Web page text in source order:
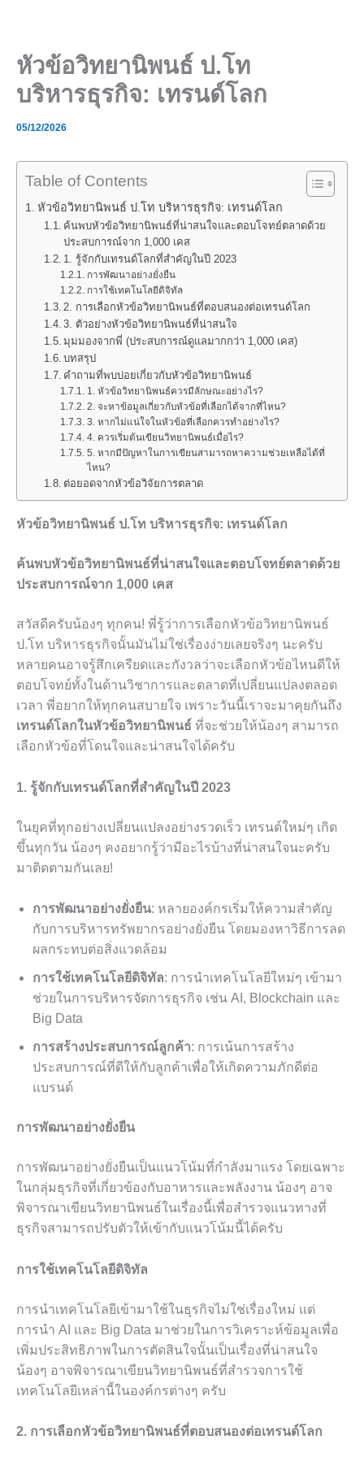
หัวข้อวิทยานิพนธ์ ป.โท
บริหารธุรกิจ: เทรนด์โลก
05/12/2026
Table of Contents
หัวข้อวิทยานิพนธ์ ป.โท บริหารธุรกิจ: เทรนด์โลก
ค้นพบหัวข้อวิทยานิพนธ์ที่น่าสนใจและตอบโจทย์ตลาดด้วย
ประสบการณ์จาก 1,000 เคส
1. รู้จักกับเทรนด์โลกที่สำคัญในปี 2023
การพัฒนาอย่างยั่งยืน
การใช้เทคโนโลยีดิจิทัล
2. การเลือกหัวข้อวิทยานิพนธ์ที่ตอบสนองต่อเทรนด์โลก
3. ตัวอย่างหัวข้อวิทยานิพนธ์ที่น่าสนใจ
มุมมองจากพี่ (ประสบการณ์ดูแลมากกว่า 1,000 เคส)
บทสรุป
คำถามที่พบบ่อยเกี่ยวกับหัวข้อวิทยานิพนธ์
1. หัวข้อวิทยานิพนธ์ควรมีลักษณะอย่างไร?
2. จะหาข้อมูลเกี่ยวกับหัวข้อที่เลือกได้จากที่ไหน?
3. หากไม่แน่ใจในหัวข้อที่เลือกควรทำอย่างไร?
4. ควรเริ่มต้นเขียนวิทยานิพนธ์เมื่อไร?
5. หากมีปัญหาในการเขียนสามารถหาความช่วยเหลือได้ที่
ไหน?
ต่อยอดจากหัวข้อวิจัยการตลาด
หัวข้อวิทยานิพนธ์ ป.โท บริหารธุรกิจ: เทรนด์โลก
ค้นพบหัวข้อวิทยานิพนธ์ที่น่าสนใจและตอบโจทย์ตลาดด้วย
ประสบการณ์จาก 1,000 เคส
สวัสดีครับน้องๆ ทุกคน! พี่รู้ว่าการเลือกหัวข้อวิทยานิพนธ์
ป.โท บริหารธุรกิจนั้นมันไม่ใช่เรื่องง่ายเลยจริงๆ นะครับ
หลายคนอาจรู้สึกเครียดและกังวลว่าจะเลือกหัวข้อไหนดีให้
ตอบโจทย์ทั้งในด้านวิชาการและตลาดที่เปลี่ยนแปลงตลอด
เวลา พี่อยากให้ทุกคนสบายใจ เพราะวันนี้เราจะมาคุยกันถึง
เทรนด์โลกในหัวข้อวิทยานิพนธ์ ที่จะช่วยให้น้องๆ สามารถ
เลือกหัวข้อที่โดนใจและน่าสนใจได้ครับ
1. รู้จักกับเทรนด์โลกที่สำคัญในปี 2023
ในยุคที่ทุกอย่างเปลี่ยนแปลงอย่างรวดเร็ว เทรนด์ใหม่ๆ เกิด
ขึ้นทุกวัน น้องๆ คงอยากรู้ว่ามีอะไรบ้างที่น่าสนใจนะครับ
มาติดตามกันเลย!
การพัฒนาอย่างยั่งยืน: หลายองค์กรเริ่มให้ความสำคัญ
กับการบริหารทรัพยากรอย่างยั่งยืน โดยมองหาวิธีการลด
ผลกระทบต่อสิ่งแวดล้อม
การใช้เทคโนโลยีดิจิทัล: การนำเทคโนโลยีใหม่ๆ เข้ามา
ช่วยในการบริหารจัดการธุรกิจ เช่น AI, Blockchain และ
Big Data
การสร้างประสบการณ์ลูกค้า: การเน้นการสร้าง
ประสบการณ์ที่ดีให้กับลูกค้าเพื่อให้เกิดความภักดีต่อ
แบรนด์
การพัฒนาอย่างยั่งยืน
การพัฒนาอย่างยั่งยืนเป็นแนวโน้มที่กำลังมาแรง โดยเฉพาะ
ในกลุ่มธุรกิจที่เกี่ยวข้องกับอาหารและพลังงาน น้องๆ อาจ
พิจารณาเขียนวิทยานิพนธ์ในเรื่องนี้เพื่อสำรวจแนวทางที่
ธุรกิจสามารถปรับตัวให้เข้ากับแนวโน้มนี้ได้ครับ
การใช้เทคโนโลยีดิจิทัล
การนำเทคโนโลยีเข้ามาใช้ในธุรกิจไม่ใช่เรื่องใหม่ แต่
การนำ AI และ Big Data มาช่วยในการวิเคราะห์ข้อมูลเพื่อ
เพิ่มประสิทธิภาพในการตัดสินใจนั้นเป็นเรื่องที่น่าสนใจ
น้องๆ อาจพิจารณาเขียนวิทยานิพนธ์ที่สำรวจการใช้
เทคโนโลยีเหล่านี้ในองค์กรต่างๆ ครับ
2. การเลือกหัวข้อวิทยานิพนธ์ที่ตอบสนองต่อเทรนด์โลก